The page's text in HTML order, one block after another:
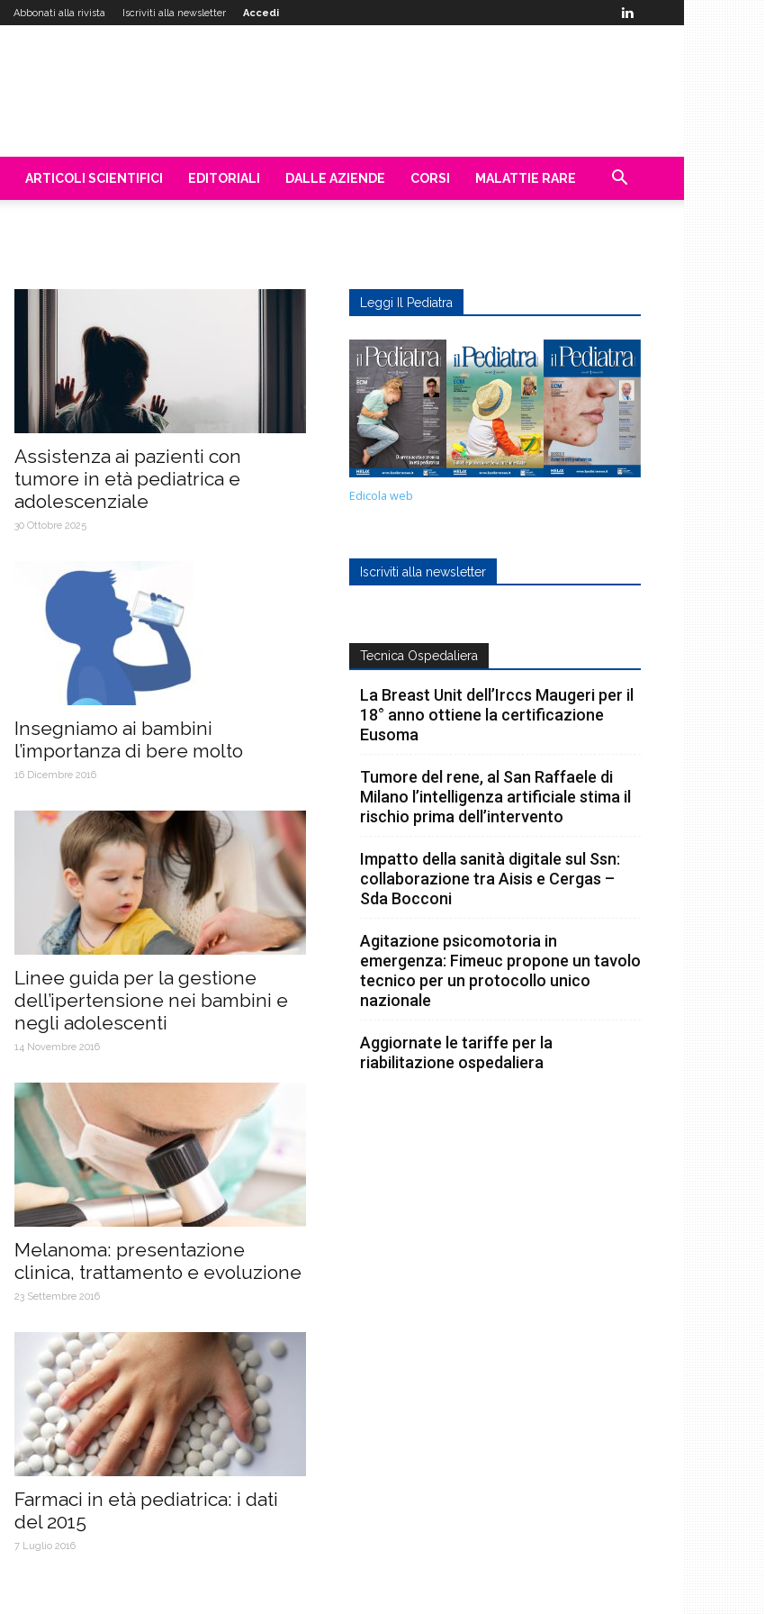
Abbonati alla rivista Iscriviti alla newsletter Accedi
ARTICOLI SCIENTIFICI EDITORIALI DALLE AZIENDE CORSI MALATTIE RARE
Assistenza ai pazienti con
tumore in età pediatrica e
adolescenziale
30 Ottobre 2025
Insegniamo ai bambini
l’importanza di bere molto
16 Dicembre 2016
Linee guida per la gestione
dell’ipertensione nei bambini e
negli adolescenti
14 Novembre 2016
Melanoma: presentazione
clinica, trattamento e evoluzione
23 Settembre 2016
Farmaci in età pediatrica: i dati
del 2015
7 Luglio 2016
Leggi Il Pediatra
Edicola web
Iscriviti alla newsletter
Tecnica Ospedaliera
La Breast Unit dell’Irccs Maugeri per il
18° anno ottiene la certificazione
Eusoma
Tumore del rene, al San Raffaele di
Milano l’intelligenza artificiale stima il
rischio prima dell’intervento
Impatto della sanità digitale sul Ssn:
collaborazione tra Aisis e Cergas –
Sda Bocconi
Agitazione psicomotoria in
emergenza: Fimeuc propone un tavolo
tecnico per un protocollo unico
nazionale
Aggiornate le tariffe per la
riabilitazione ospedaliera